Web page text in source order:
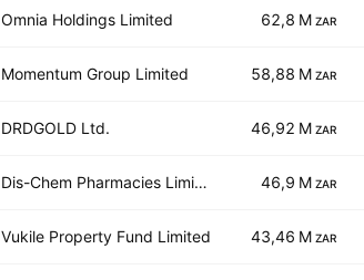
Omnia Holdings Limited 62,8 M ZAR
Momentum Group Limited 58,88 M ZAR
DRDGOLD Ltd. 46,92 M ZAR
Dis-Chem Pharmacies Limited 46,9 M ZAR
Vukile Property Fund Limited 43,46 M ZAR